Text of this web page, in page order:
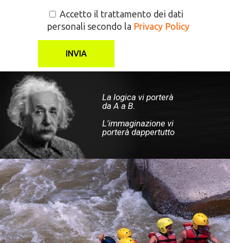
Accetto il trattamento dei dati
personali secondo la Privacy Policy
La mente è come
un paracadute.
Funziona solo
se si apre.
HAI UN'IMPRESA